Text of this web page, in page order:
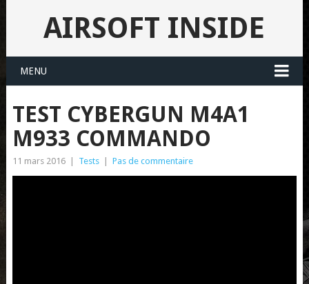
AIRSOFT INSIDE
MENU
TEST CYBERGUN M4A1
M933 COMMANDO
11 mars 2016 Tests Pas de commentaire